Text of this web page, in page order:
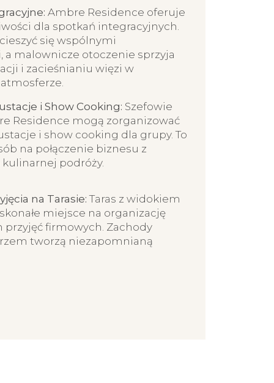
Ambre Residence oferuje
dla spotkań integracyjnych.
się wspólnymi
a malownicze otoczenie sprzyja
i zacieśnianiu więzi w
i Show Cooking: Szefowie
Residence mogą zorganizować
i show cooking dla grupy. To
na połączenie biznesu z
podróży.
na Tarasie:Taras z widokiem
miejsce na organizację
przyjęć firmowych. Zachody
tworzą niezapomnianą